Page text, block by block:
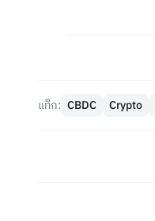
แท็ก: CBDC Crypto